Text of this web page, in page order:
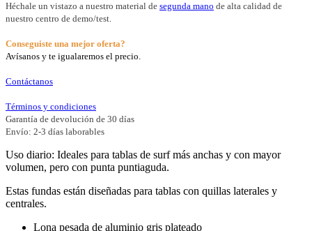
Héchale un vistazo a nuestro material de segunda mano de alta calidad de
nuestro centro de demo/test.
Conseguiste una mejor oferta?
Avísanos y te igualaremos el precio.
Contáctanos
Términos y condiciones
Garantía de devolución de 30 días
Envío: 2-3 días laborables
Uso diario: Ideales para tablas de surf más anchas y con mayor
volumen, pero con punta puntiaguda.
Estas fundas están diseñadas para tablas con quillas laterales y
centrales.
Lona pesada de aluminio gris plateado